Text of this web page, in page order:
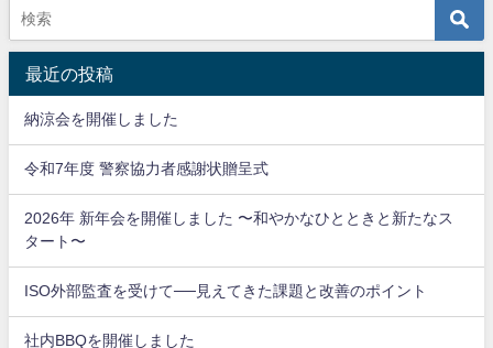
最近の投稿
納涼会を開催しました
令和7年度 警察協力者感謝状贈呈式
2026年 新年会を開催しました 〜和やかなひとときと新たなス
タート〜
ISO外部監査を受けて──見えてきた課題と改善のポイント
社内BBQを開催しました